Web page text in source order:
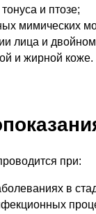
и птозе;
мимических
лица и
и жирной коже.
при:
в